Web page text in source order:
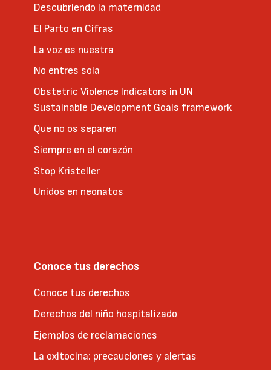
Descubriendo la maternidad
El Parto en Cifras
La voz es nuestra
No entres sola
Obstetric Violence Indicators in UN
Sustainable Development Goals framework
Que no os separen
Siempre en el corazón
Stop Kristeller
Unidos en neonatos
Conoce tus derechos
Conoce tus derechos
Derechos del niño hospitalizado
Ejemplos de reclamaciones
La oxitocina: precauciones y alertas